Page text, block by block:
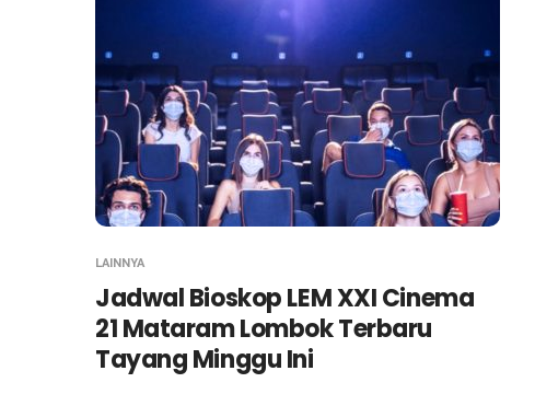
LAINNYA
Jadwal Bioskop LEM XXI Cinema
21 Mataram Lombok Terbaru
Tayang Minggu Ini